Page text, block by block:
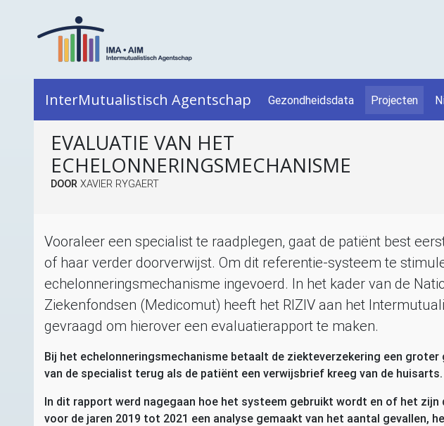
InterMutualistisch Agentschap Gezondheidsdata Projecten
EVALUATIE VAN HET
ECHELONNERINGSMECHANISME
DOOR XAVIER RYGAERT
Vooraleer een specialist te raadplegen, gaat de patiënt best
of haar verder doorverwijst. Om dit referentie-systeem te
echelonneringsmechanisme ingevoerd. In het kader van de
Ziekenfondsen (Medicomut) heeft het RIZIV aan het
gevraagd om hierover een evaluatierapport te maken.
Bij het echelonneringsmechanisme betaalt de ziekteverzekering een groter
van de specialist terug als de patiënt een verwijsbrief kreeg van de huisarts.
In dit rapport werd nagegaan hoe het systeem gebruikt wordt en of het zijn
voor de jaren 2019 tot 2021 een analyse gemaakt van het aantal gevallen,